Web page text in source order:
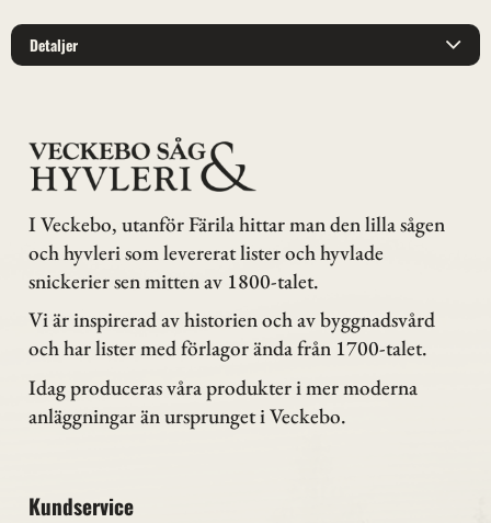
Detaljer
I Veckebo, utanför Färila hittar man den lilla sågen
och hyvleri som levererat lister och hyvlade
snickerier sen mitten av 1800-talet.
Vi är inspirerad av historien och av byggnadsvård
och har lister med förlagor ända från 1700-talet.
Idag produceras våra produkter i mer moderna
anläggningar än ursprunget i Veckebo.
Kundservice